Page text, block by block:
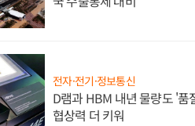
전자·전기·정보통신
D램과 HBM 내년 물량도 '품
협상력 더 키워